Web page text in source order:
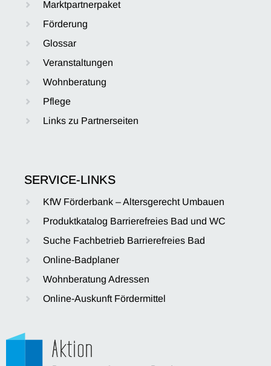
Marktpartnerpaket
Förderung
Glossar
Veranstaltungen
Wohnberatung
Pflege
Links zu Partnerseiten
SERVICE-LINKS
KfW Förderbank – Altersgerecht Umbauen
Produktkatalog Barrierefreies Bad und WC
Suche Fachbetrieb Barrierefreies Bad
Online-Badplaner
Wohnberatung Adressen
Online-Auskunft Fördermittel